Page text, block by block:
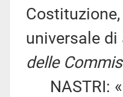
universale
delle
NASTRI: